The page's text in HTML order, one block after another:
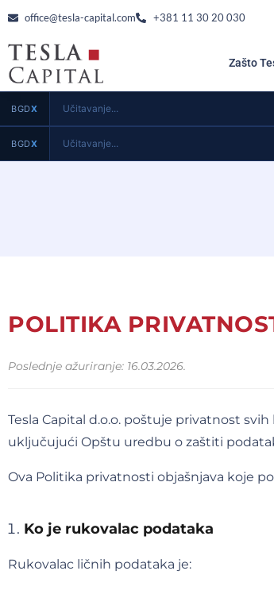
office@tesla-capital.com +381 11 30 20 030
Zašto
BGDX Učitavanje...
BGDX Učitavanje...
POLITIKA
Poslednje ažuriranje: 16.03.2026.
Tesla Capital d.o.o. poštuje privatnost
uključujući Opštu uredbu o zaštiti
Ova Politika privatnosti objašnjava koje
Ko je rukovalac podataka
Rukovalac ličnih podataka je: